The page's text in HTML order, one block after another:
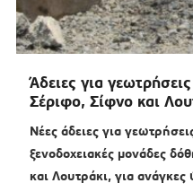
Άδειες για
Σέριφο, Σίφνο και
Νέες άδειες για
ξενοδοχειακές μονάδες
και Λουτράκι, για